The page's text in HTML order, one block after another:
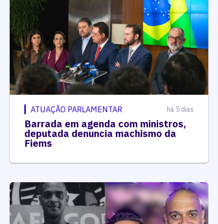
ATUAÇÃO PARLAMENTAR há 5 dias
Barrada em agenda com ministros,
deputada denuncia machismo da
Fiems